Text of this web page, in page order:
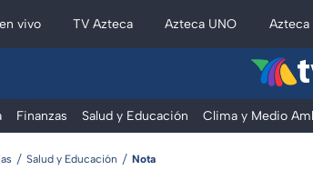
en vivo TV Azteca Azteca UNO Azteca
Finanzas Salud y Educación Clima y Medio
Salud y Educación Nota